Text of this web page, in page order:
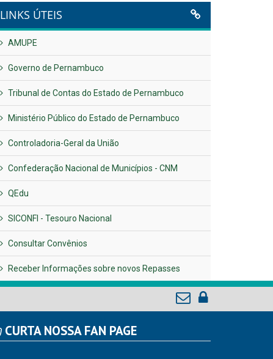
LINKS ÚTEIS
AMUPE
Governo de Pernambuco
Tribunal de Contas do Estado de Pernambuco
Ministério Público do Estado de Pernambuco
Controladoria-Geral da União
Confederação Nacional de Municípios - CNM
QEdu
SICONFI - Tesouro Nacional
Consultar Convênios
Receber Informações sobre novos Repasses
CURTA NOSSA FAN PAGE